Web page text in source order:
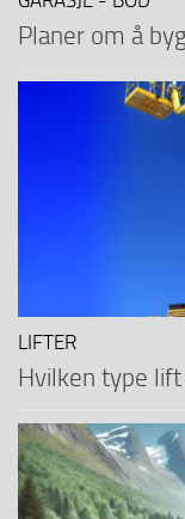
Planer om å
LIFTER
Hvilken type